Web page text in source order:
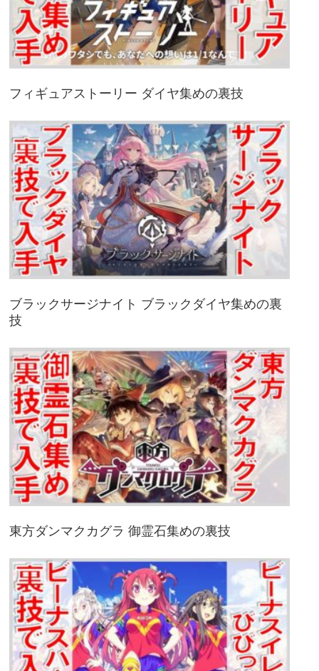
フィギュアストーリー ダイヤ集めの裏技
ブラックサージナイト ブラックダイヤ集めの裏
技
東方ダンマクカグラ 御霊石集めの裏技